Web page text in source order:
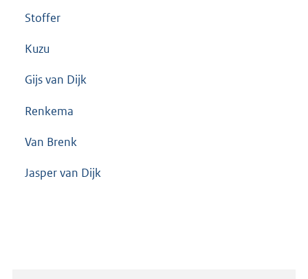
Stoffer
Kuzu
Gijs van Dijk
Renkema
Van Brenk
Jasper van Dijk